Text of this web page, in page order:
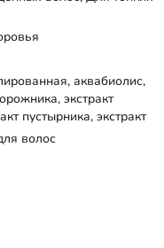
аквабиолис,
экстракт
пустырника, экстракт
масло перца, д-
состав
волос